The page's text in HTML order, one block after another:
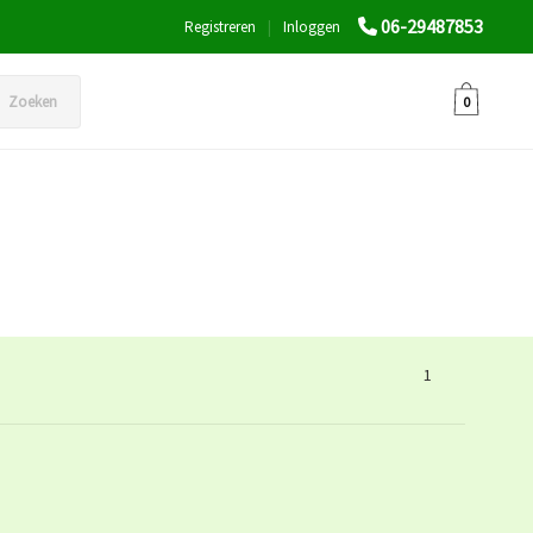
06-29487853
Inloggen
|
Registreren
Zoeken 0
1